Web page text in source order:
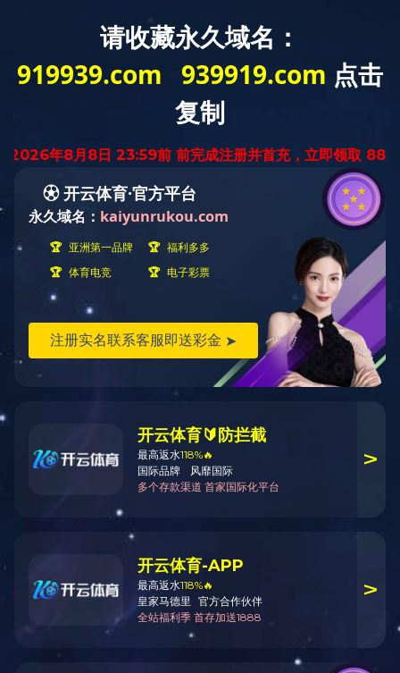
（科技）华体
会电竞（科
技）公司
（科技）公司
2009年，董事长李建炜被中共娄底市
2020-04-29 16:20:25